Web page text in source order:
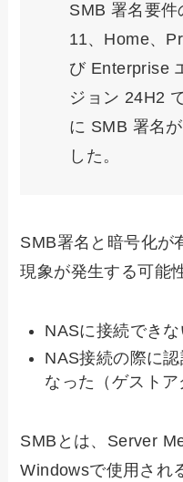
SMB 署名要
11、Home、
び Enterprise
ジョン 24H2
に SMB 署名
した。
SMB署名と暗号化が
現象が発生する可能
NASに接続できな
NAS接続の際に
なった（ゲストア
SMBとは、Server
Windowsで使用され